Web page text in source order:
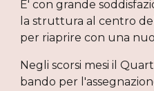
E' con grande
la struttura al centro
per riaprire con una
Negli scorsi mesi il
bando per